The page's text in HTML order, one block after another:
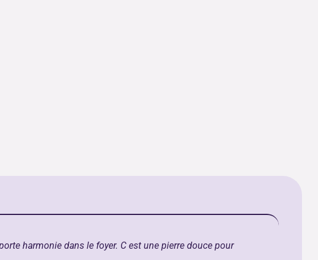
harmonie dans le foyer. C est une pierre douce pour